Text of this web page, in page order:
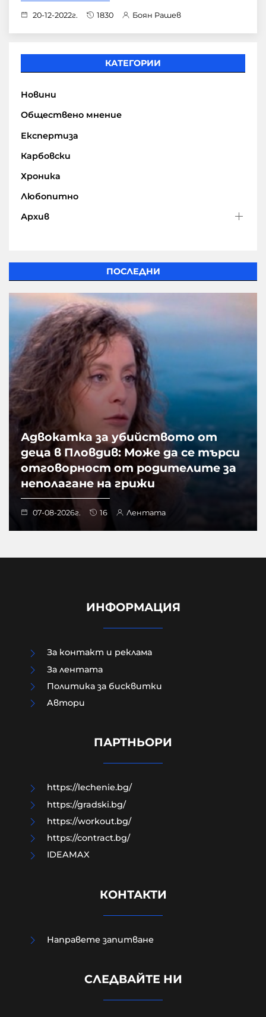
20-12-2022г. 1830 Боян Рашев
КАТЕГОРИИ
Новини
Обществено мнение
Експертиза
Карбовски
Хроника
Любопитно
Архив
ПОСЛЕДНИ
Адвокатка за убийството от
деца в Пловдив: Може да се търси
отговорност от родителите за
неполагане на грижи
07-08-2026г. 16 Лентата
Бандата с фентанила препирала
Тръмп ограничава с укази
ИНФОРМАЦИЯ
За контакт и реклама
За лентата
Политика за бисквитки
Aвтори
ПАРТНЬОРИ
https://lechenie.bg/
https://gradski.bg/
https://workout.bg/
https://contract.bg/
IDEAMAX
КОНТАКТИ
Направете запитване
СЛЕДВАЙТЕ НИ